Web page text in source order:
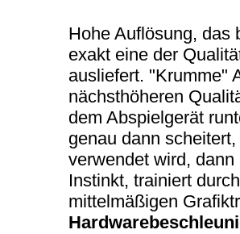
Hohe Auflösung, das
exakt eine der
ausliefert. "Krumme"
nächsthöheren
dem Abspielgerät
genau dann
verwendet wird,
Instinkt, trainiert
mittelmäßigen